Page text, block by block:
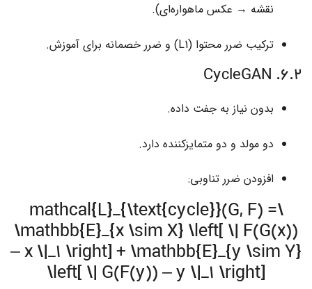
نقشه → عکس ماهواره‌ای).
ترکیب ضرر محتوا (L1) و ضرر خصمانه برای آموزش.
6.2. CycleGAN
بدون نیاز به جفت داده.
دو مولد و دو متمایزکننده دارد.
افزودن ضرر تناوبی:
\mathcal{L}_{\text{cycle}}(G, F) =
\mathbb{E}_{x \sim X} \left[ \| F(G(x))
– x \|_1 \right] + \mathbb{E}_{y \sim Y}
\left[ \| G(F(y)) – y \|_1 \right]